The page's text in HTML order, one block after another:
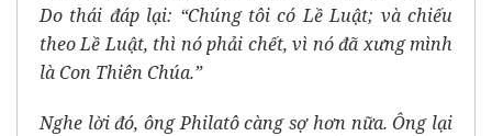
Do thái đáp lại: “Chúng tôi có Lề Luật; và chiếu
theo Lề Luật, thì nó phải chết, vì nó đã xưng mình
là Con Thiên Chúa.”
Nghe lời đó, ông Philatô càng sợ hơn nữa. Ông lại